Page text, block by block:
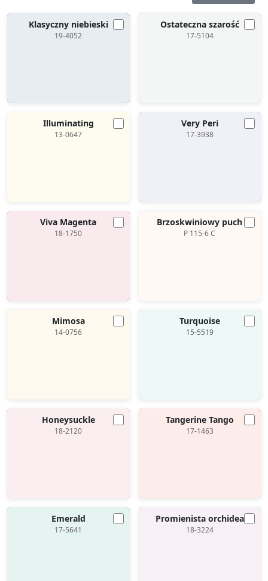
Klasyczny niebieski
19-4052
Ostateczna szarość
17-5104
Illuminating
13-0647
Very Peri
17-3938
Viva Magenta
18-1750
Brzoskwiniowy puch
P 115-6 C
Mimosa
14-0756
Turquoise
15-5519
Honeysuckle
18-2120
Tangerine Tango
17-1463
Emerald
17-5641
Promienista orchidea
18-3224